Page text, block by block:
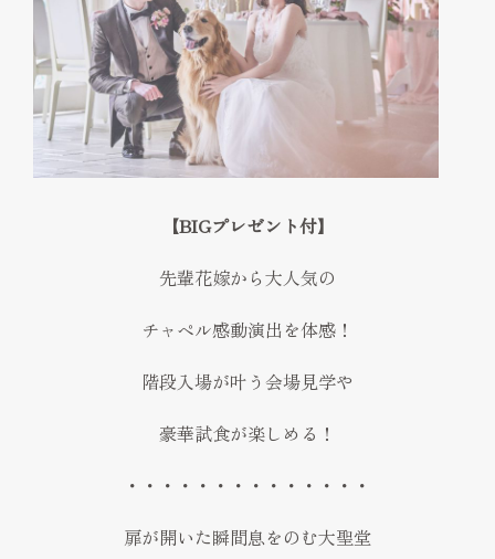
お知らせ
よくあるご質問
プライバシーポリシー
【BIGプレゼント付】
先輩花嫁から大人気の
チャペル感動演出を体感！
階段入場が叶う会場見学や
豪華試食が楽しめる！
・・・・・・・・・・・・・・
扉が開いた瞬間息をのむ大聖堂